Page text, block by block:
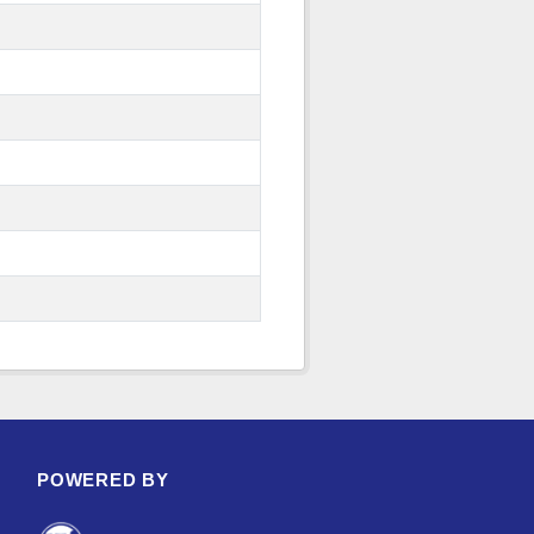
POWERED BY